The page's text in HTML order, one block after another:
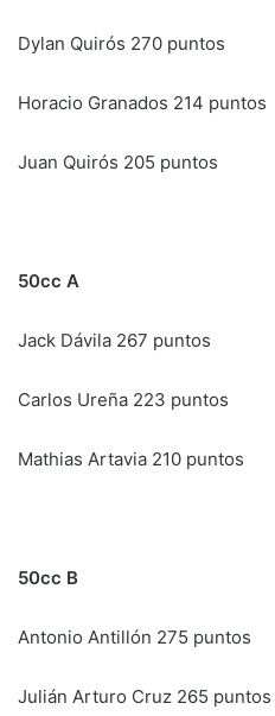
Dylan Quirós 270 puntos
Horacio Granados 214 puntos
Juan Quirós 205 puntos
50cc A
Jack Dávila 267 puntos
Carlos Ureña 223 puntos
Mathias Artavia 210 puntos
50cc B
Antonio Antillón 275 puntos
Julián Arturo Cruz 265 puntos